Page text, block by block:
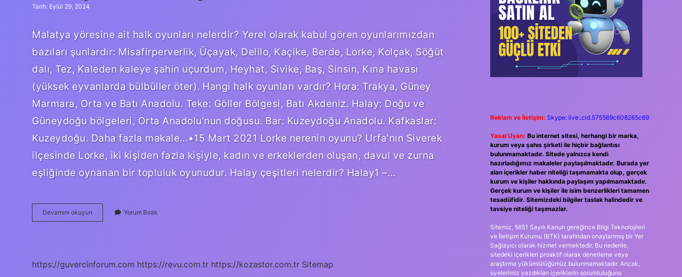
Tarih: Eylül 29, 2024
Malatya yöresine ait halk oyunları nelerdir? Yerel olarak kabul gören oyunlarımızdan
bazıları şunlardır: Misafirperverlik, Üçayak, Delilo, Kaçike, Berde, Lorke, Kolçak, Söğüt
dalı, Tez, Kaleden kaleye şahin uçurdum, Heyhat, Sivike, Baş, Sinsin, Kına havası
(yüksek eyvanlarda bülbüller öter). Hangi halk oyunları vardır? Hora: Trakya, Güney
Marmara, Orta ve Batı Anadolu. Teke: Göller Bölgesi, Batı Akdeniz. Halay: Doğu ve
Güneydoğu bölgeleri, Orta Anadolu’nun doğusu. Bar: Kuzeydoğu Anadolu. Kafkaslar:
Kuzeydoğu. Daha fazla makale…•15 Mart 2021 Lorke nerenin oyunu? Urfa’nın Siverek
ilçesinde Lorke, iki kişiden fazla kişiyle, kadın ve erkeklerden oluşan, davul ve zurna
eşliğinde oynanan bir topluluk oyunudur. Halay çeşitleri nelerdir? Halay1 –…
Devamını okuyun Malatyanın
Halk
Yorum Bırak
https://guvercinforum.com https://revu.com.tr https://kozastor.com.tr Sitemap
Reklam ve İletişim: Skype: live:.cid.575569c608265c69
Yasal Uyarı: Bu internet sitesi, herhangi bir marka,
kurum veya şahıs şirketi ile hiçbir bağlantısı
bulunmamaktadır. Sitede yalnızca kendi
hazırladığımız makaleler paylaşılmaktadır. Burada yer
alan içerikler haber niteliği taşımamakta olup, gerçek
kurum ve kişiler hakkında paylaşım yapılmamaktadır.
Gerçek kurum ve kişiler ile isim benzerlikleri tamamen
tesadüfidir. Sitemizdeki bilgiler taslak halindedir ve
tavsiye niteliği taşımazlar.
Sitemiz, 5651 Sayılı Kanun gereğince Bilgi Teknolojileri
ve İletişim Kurumu (BTK) tarafından onaylanmış bir Yer
Sağlayıcı olarak hizmet vermektedir. Bu nedenle,
sitedeki içerikleri proaktif olarak denetleme veya
araştırma yükümlülüğümüz bulunmamaktadır. Ancak,
üyelerimiz yazdıkları içeriklerin sorumluluğunu